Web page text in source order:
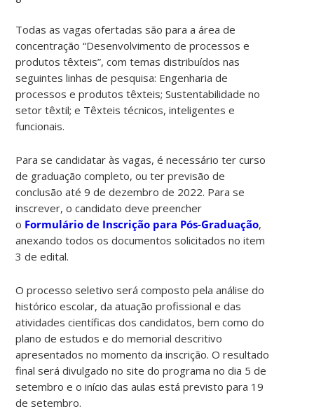
Todas as vagas ofertadas são para a área de
concentração “Desenvolvimento de processos e
produtos têxteis”, com temas distribuídos nas
seguintes linhas de pesquisa: Engenharia de
processos e produtos têxteis; Sustentabilidade no
setor têxtil; e Têxteis técnicos, inteligentes e
funcionais.
Para se candidatar às vagas, é necessário ter curso
de graduação completo, ou ter previsão de
conclusão até 9 de dezembro de 2022. Para se
inscrever, o candidato deve preencher
o Formulário de Inscrição para Pós-Graduação,
anexando todos os documentos solicitados no item
3 de edital.
O processo seletivo será composto pela análise do
histórico escolar, da atuação profissional e das
atividades científicas dos candidatos, bem como do
plano de estudos e do memorial descritivo
apresentados no momento da inscrição. O resultado
final será divulgado no site do programa no dia 5 de
setembro e o início das aulas está previsto para 19
de setembro.